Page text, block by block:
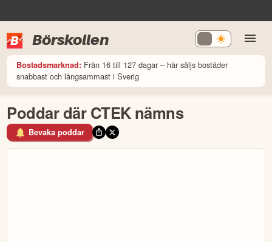
Börskollen
Bostadsmarknad: Från 16 till 127 dagar – här säljs bostäder
snabbast och långsammast i Sverig
Poddar där CTEK nämns
Bevaka poddar